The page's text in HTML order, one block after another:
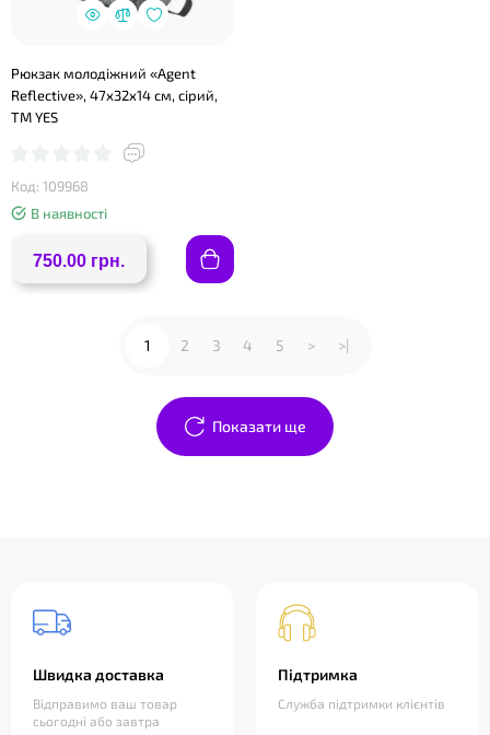
Рюкзак молодіжний «Agent
Reflective», 47х32х14 см, сірий,
ТМ YES
Код: 109968
В наявності
750.00 грн.
Показати ще
1 2 3 4 5 > >|
Швидка доставка
Відправимо ваш товар
сьогодні або завтра
Підтримка
Служба підтримки клієнтів